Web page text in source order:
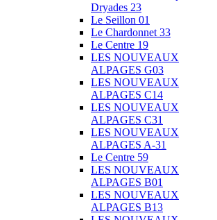
Dryades 23
Le Seillon 01
Le Chardonnet 33
Le Centre 19
LES NOUVEAUX
ALPAGES G03
LES NOUVEAUX
ALPAGES C14
LES NOUVEAUX
ALPAGES C31
LES NOUVEAUX
ALPAGES A-31
Le Centre 59
LES NOUVEAUX
ALPAGES B01
LES NOUVEAUX
ALPAGES B13